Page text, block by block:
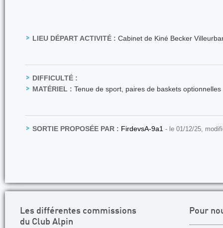
LIEU DÉPART ACTIVITÉ : Cabinet de Kiné Becker
DIFFICULTÉ :
MATÉRIEL : Tenue de sport, paires de baskets optionnelles
SORTIE PROPOSÉE PAR : FirdevsA-9a1 - le 01/12/25,
Les différentes commissions
du Club Alpin
Pour